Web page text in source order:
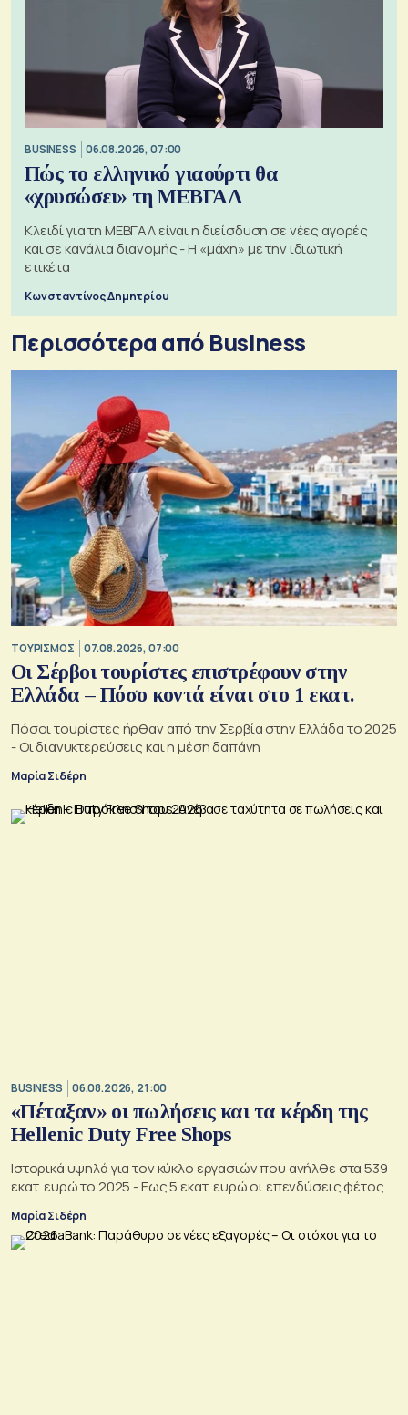
BUSINESS 06.08.2026, 07:00
Πώς το ελληνικό γιαούρτι θα
«χρυσώσει» τη ΜΕΒΓΑΛ
Κλειδί για τη ΜΕΒΓΑΛ είναι η διείσδυση σε νέες αγορές
και σε κανάλια διανομής - Η «μάχη» με την ιδιωτική
ετικέτα
Κωνσταντίνος Δημητρίου
Περισσότερα από Business
ΤΟΥΡΙΣΜΟΣ 07.08.2026, 07:00
Οι Σέρβοι τουρίστες επιστρέφουν στην
Ελλάδα – Πόσο κοντά είναι στο 1 εκατ.
Πόσοι τουρίστες ήρθαν από την Σερβία στην Ελλάδα το 2025
- Οι διανυκτερεύσεις και η μέση δαπάνη
Μαρία Σιδέρη
BUSINESS 06.08.2026, 21:00
«Πέταξαν» οι πωλήσεις και τα κέρδη της
Hellenic Duty Free Shops
Ιστορικά υψηλά για τον κύκλο εργασιών που ανήλθε στα 539
εκατ. ευρώ το 2025 - Εως 5 εκατ. ευρώ οι επενδύσεις φέτος
Μαρία Σιδέρη